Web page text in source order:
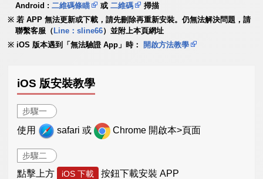
Android :二維碼條瞄 或二維碼
掃描
若 APP 無法更新或下載，請先刪除再重新安裝。仍無法解決問題，請
聯繫客服（ Line：sline66）並附上本頁網址
iOS 版本遇到「無法驗證 App」時：
開啟方法教學
iOS 版安裝教學
步驟一
使用 safari 或 Chrome 開啟本>頁面
步驟二
點擊上方 iOS 下載 按鈕下載安裝 APP